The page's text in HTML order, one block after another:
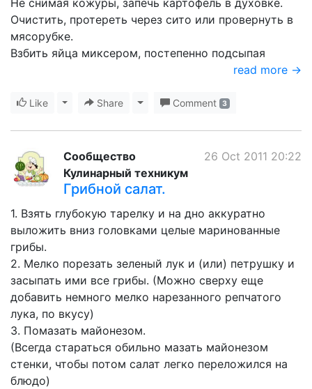
Очистить, протереть через сито или провернуть в
мясорубке.
Взбить яйца миксером, постепенно подсыпая
read more →
Like Toggle Dropdown
Share Toggle Dropdown
Comment 3
26 Oct 2011 20:22
Сообщество
Кулинарный техникум
Грибной салат.
1. Взять глубокую тарелку и на дно аккуратно
выложить вниз головками целые маринованные
грибы.
2. Мелко порезать зеленый лук и (или) петрушку и
засыпать ими все грибы. (Можно сверху еще
добавить немного мелко нарезанного репчатого
лука, по вкусу)
3. Помазать майонезом.
(Всегда стараться обильно мазать майонезом
стенки, чтобы потом салат легко переложился на
блюдо)